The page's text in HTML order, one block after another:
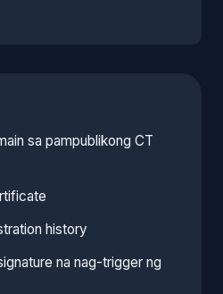
sa pampublikong CT
history
na nag-trigger ng